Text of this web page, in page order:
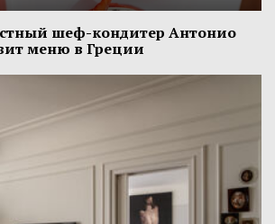
шеф-кондитер Антонио
меню в Греции